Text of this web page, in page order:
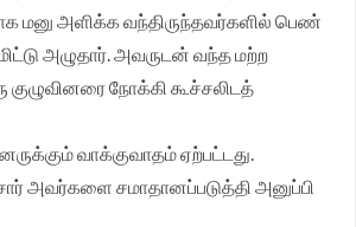
மனு அளிக்க வந்திருந்தவர்களில் பெண்
அழுதார். அவருடன் வந்த மற்ற
நோக்கி கூச்சலிடத்
வாக்குவாதம் ஏற்பட்டது.
அவர்களை சமாதானப்படுத்தி அனுப்பி